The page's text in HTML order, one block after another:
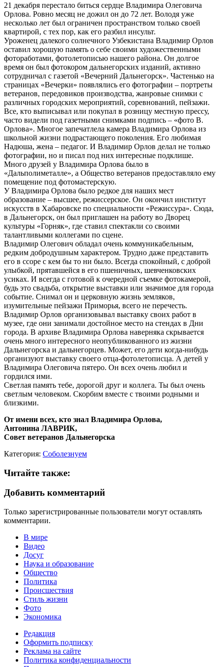
21 декабря перестало биться сердце Владимира Олеговича
Орлова. Ровно месяц не дожил он до 72 лет. Володя уже
несколько лет был ограничен пространством только своей
квартирой, с тех пор, как его разбил инсульт.
Уроженец далекого солнечного Узбекистана Владимир Орлов
оставил хорошую память о себе своими художественными
фотоработами, фотолетописью нашего района. Он долгое
время он был фотокором дальнегорских изданий, активно
сотрудничал с газетой «Вечерний Дальнегорск». Частенько на
страницах «Вечерки» появлялись его фотографии – портреты
ветеранов, передовиков производства, жанровые снимки с
различных городских мероприятий, соревнований, пейзажи.
Все, кто выписывал или покупал в розницу местную прессу,
часто видели под газетными снимками подпись – «фото В.
Орлова». Многое запечатлела камера Владимира Орлова из
школьной жизни подрастающего поколения. Его любимая
Надюша, жена – педагог. И Владимир Орлов делал не только
фотографии, но и писал под них интересные подклише.
Много друзей у Владимира Орлова было в
«Дальполиметалле», а Общество ветеранов предоставляло ему
помещение под фотомастерскую.
У Владимира Орлова было редкое для наших мест
образование – высшее, режиссерское. Он окончил институт
искусств в Хабаровске по специальности «Режиссура». Сюда,
в Дальнегорск, он был приглашен на работу во Дворец
культуры «Горняк», где ставил спектакли со своими
талантливыми коллегами по сцене.
Владимир Олегович обладал очень коммуникабельным,
редким добродушным характером. Трудно даже представить
его в ссоре с кем бы то ни было. Всегда спокойный, с доброй
улыбкой, прятавшейся в его пшеничных, шевченковских
усиках. И всегда с готовой к очередной съемке фотокамерой,
будь это свадьба, открытие выставки или значимое для города
событие. Снимал он и церковную жизнь земляков,
изумительные пейзажи Приморья, всего не перечесть.
Владимир Орлов организовывал выставку своих работ в
музее, где они занимали достойное место на стендах в Дни
города. В архиве Владимира Орлова наверняка скрывается
очень много интересного неопубликованного из жизни
Дальнегорска и дальнегорцев. Может, его дети когда-нибудь
организуют выставку своего отца-фотолетописца. А детей у
Владимира Олеговича пятеро. Он всех очень любил и
гордился ими.
Светлая память тебе, дорогой друг и коллега. Ты был очень
светлым человеком. Скорбим вместе с твоими родными и
близкими.
От имени всех, кто знал Владимира Орлова,
Антонина ЛАВРИК,
Совет ветеранов Дальнегорска
Категория: Соболезнуем
Читайте также:
Добавить комментарий
Только зарегистрированные пользователи могут оставлять
комментарии.
В мире
Видео
Досуг
Наука и образование
Общество
Политика
Происшествия
Стиль жизни
Фото
Экономика
Редакция
Оформить подписку
Реклама на сайте
Политика конфиденциальности